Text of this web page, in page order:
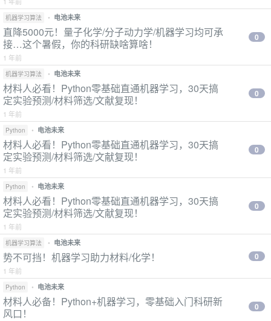
机器学习算法 • 电池未来
直降5000元！量子化学/分子动力学/机器学习均可承
接…这个暑假，你的科研缺啥算啥！
1 年前
0
机器学习算法 • 电池未来
材料人必看！Python零基础直通机器学习，30天搞
定实验预测/材料筛选/文献复现！
1 年前
0
Python • 电池未来
材料人必看！Python零基础直通机器学习，30天搞
定实验预测/材料筛选/文献复现！
1 年前
0
Python • 电池未来
材料人必看！Python零基础直通机器学习，30天搞
定实验预测/材料筛选/文献复现！
1 年前
0
机器学习算法 • 电池未来
势不可挡！机器学习助力材料/化学！
1 年前
0
Python • 电池未来
材料人必备！Python+机器学习，零基础入门科研新
风口！
0